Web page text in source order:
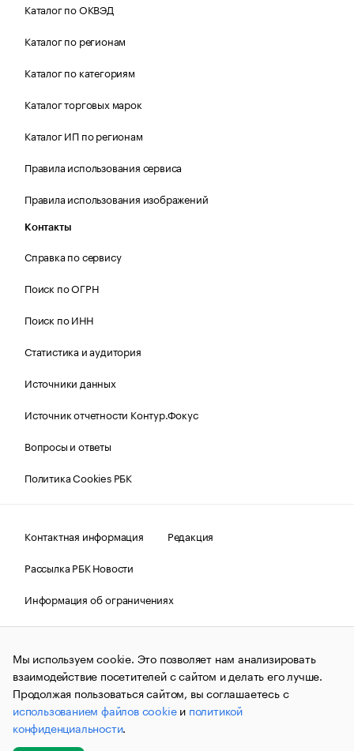
Каталог по ОКВЭД
Каталог по регионам
Каталог по категориям
Каталог торговых марок
Каталог ИП по регионам
Правила использования сервиса
Правила использования изображений
Контакты
Справка по сервису
Поиск по ОГРН
Поиск по ИНН
Статистика и аудитория
Источники данных
Источник отчетности Контур.Фокус
Вопросы и ответы
Политика Cookies РБК
Контактная информация
Редакция
Рассылка РБК Новости
Информация об ограничениях
Правовая информация
О соблюдении авторских прав
© АО «РОСБИЗНЕСКОНСАЛТИНГ»,1995–2026.Сообщения
и материалы информационного агентства «РБК»
(зарегистрировано Федеральной службой по надзору в сфере
связи, информационных технологий и массовых
коммуникаций (Роскомнадзор) 09.12.2015 за номером ИА
№ФС77-63848) сопровождаются пометкой «РБК». Отдельные
публикации могут содержать информацию,
Мы используем cookie. Это позволяет нам анализировать
взаимодействие посетителей с сайтом и делать его лучше.
Продолжая пользоваться сайтом, вы соглашаетесь с
использованием файлов cookieи политикой
конфиденциальности.